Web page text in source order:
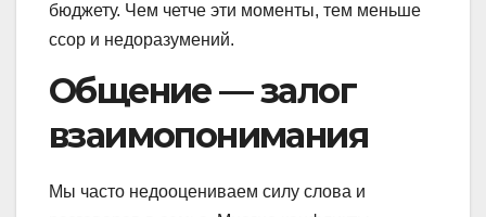
бюджету. Чем четче эти моменты, тем меньше
ссор и недоразумений.
Общение — залог
взаимопонимания
Мы часто недооцениваем силу слова и